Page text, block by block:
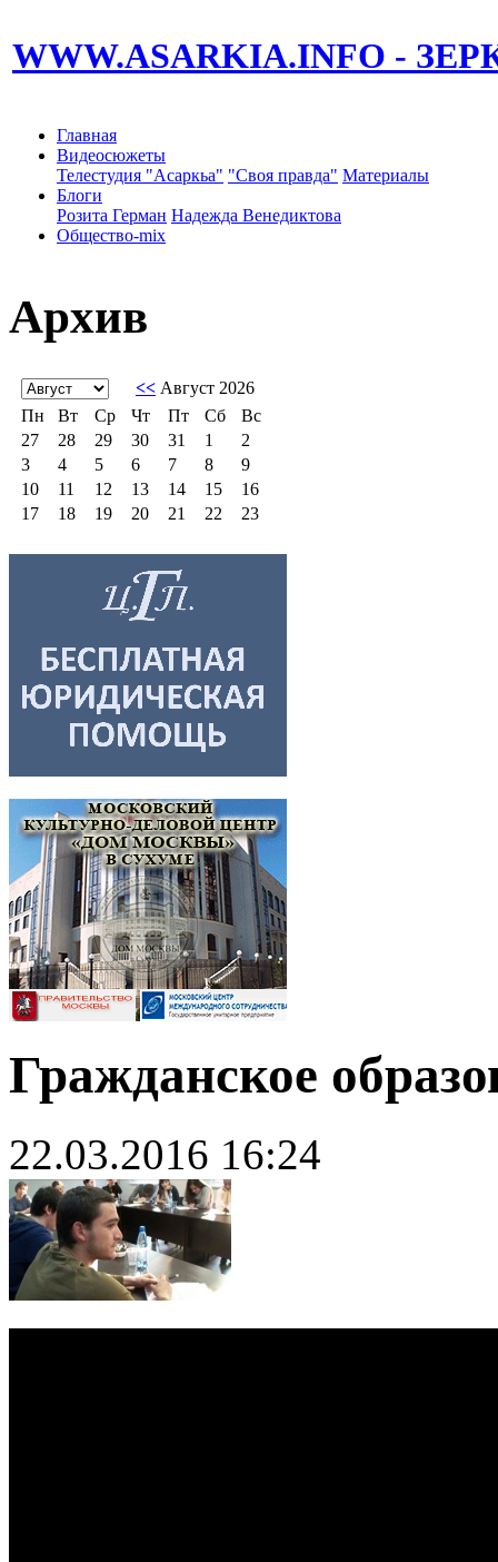
WWW.ASARKIA.INFO -
Главная
Видеосюжеты
Телестудия "Асаркьа" "Своя правда" Материалы
Блоги
Розита Герман Надежда Венедиктова
Общество-mix
Архив
Гражданское
22.03.2016 16:24